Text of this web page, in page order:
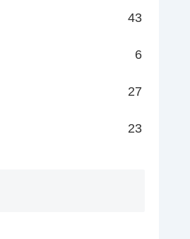
43
6
27
23